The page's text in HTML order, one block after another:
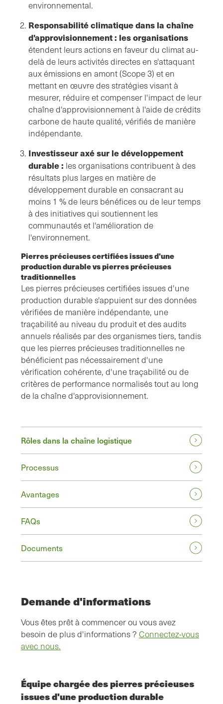
environnemental.
Responsabilité climatique dans la chaîne
d'approvisionnement : les organisations
étendent leurs actions en faveur du climat au-
delà de leurs activités directes en s'attaquant
aux émissions en amont (Scope 3) et en
mettant en œuvre des stratégies visant à
mesurer, réduire et compenser l'impact de leur
chaîne d'approvisionnement à l'aide de crédits
carbone de haute qualité, vérifiés de manière
indépendante.
Investisseur axé sur le développement
durable : les organisations contribuent à des
résultats plus larges en matière de
développement durable en consacrant au
moins 1 % de leurs bénéfices ou de leur temps
à des initiatives qui soutiennent les
communautés et l'amélioration de
l'environnement.
Pierres précieuses certifiées issues d'une
production durable vs pierres précieuses
traditionnelles
Les pierres précieuses certifiées issues d'une
production durable s'appuient sur des données
vérifiées de manière indépendante, une
traçabilité au niveau du produit et des audits
annuels réalisés par des organismes tiers, tandis
que les pierres précieuses traditionnelles ne
bénéficient pas nécessairement d'une
vérification cohérente, d'une traçabilité ou de
critères de performance normalisés tout au long
de la chaîne d'approvisionnement.
Rôles dans la chaîne logistique
Processus
Avantages
FAQs
Documents
Demande d'informations
Vous êtes prêt à commencer ou vous avez
besoin de plus d'informations ? Connectez-vous
avec nous.
Équipe chargée des pierres précieuses
issues d'une production durable